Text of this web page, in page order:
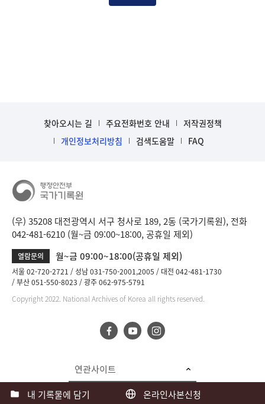
내 기록물에 담기 온라인사본신청
찾아오시는 길 주요전화번호 안내
저작권정책
개인정보처리방침
검색도움말 FAQ
(우) 35208 대전광역시 서구 청사로 189, 2동 (국가기록원), 전화
042-481-6210 (월~금 09:00~18:00, 공휴일 제외)
열람문의 월~금 09:00~18:00(공휴일 제외)
서울 02-720-2721 성남 031-750-2001,2005
대전 042-481-1730
부산 051-550-8023
광주 062-975-5791
Copyright 2022. National Archives of Korea all rights reserved.
연관사이트